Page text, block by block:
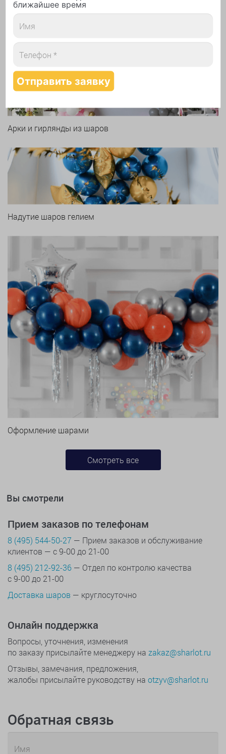
Печать логотипа
Арки и гирлянды из шаров
Надутие шаров гелием
Оформление шарами
Смотреть все
Вы смотрели
Прием заказов по телефонам
8 (495) 544-50-27 — Прием заказов и обслуживание
клиентов — с 9-00 до 21-00
8 (495) 212-92-36 — Отдел по контролю качества
с 9-00 до 21-00
Доставка шаров — круглосуточно
Онлайн поддержка
Вопросы, уточнения, изменения
по заказу присылайте менеджеру на zakaz@sharlot.ru
Отзывы, замечания, предложения,
жалобы присылайте руководству на otzyv@sharlot.ru
Обратная связь
ближайшее время